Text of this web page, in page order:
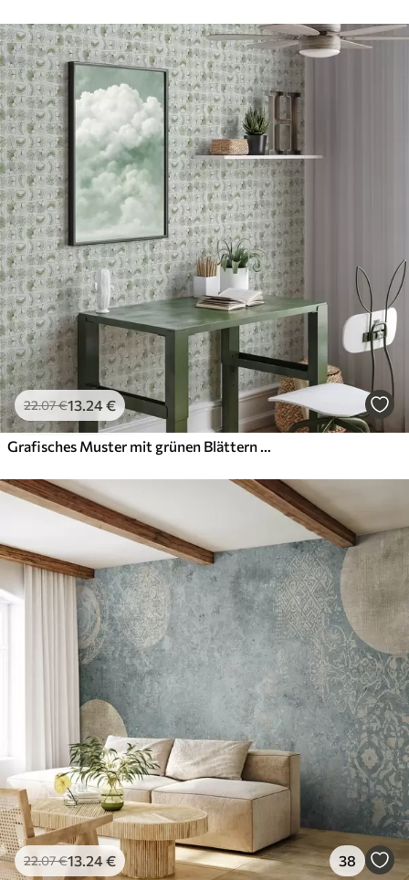
22.07€13.24€
Grafisches Muster mit grünen Blättern in Quadraten
22.07€13.24€ 38